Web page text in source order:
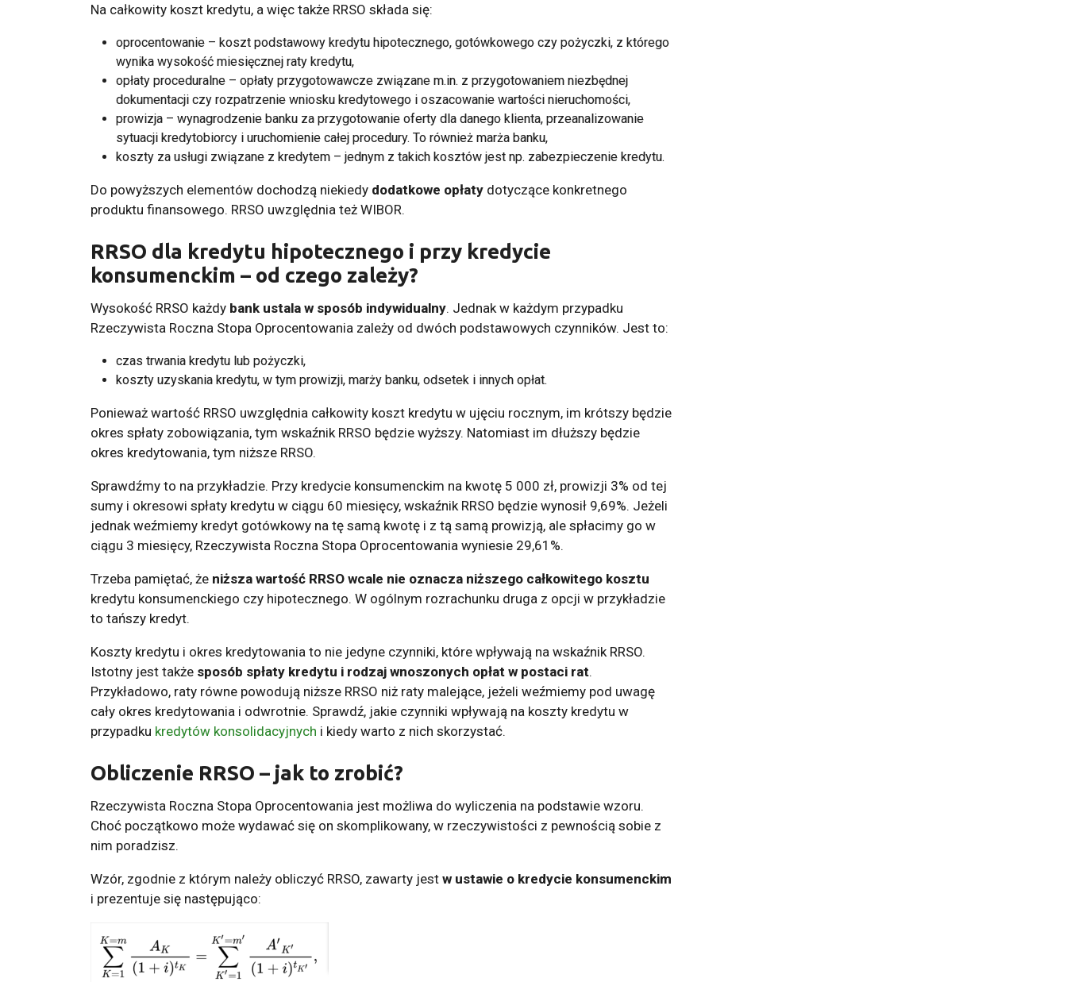
Na całkowity koszt kredytu, a więc także RRSO składa się:
oprocentowanie – koszt podstawowy kredytu hipotecznego, gotówkowego czy pożyczki, z którego
wynika wysokość miesięcznej raty kredytu,
opłaty proceduralne – opłaty przygotowawcze związane m.in. z przygotowaniem niezbędnej
dokumentacji czy rozpatrzenie wniosku kredytowego i oszacowanie wartości nieruchomości,
prowizja – wynagrodzenie banku za przygotowanie oferty dla danego klienta, przeanalizowanie
sytuacji kredytobiorcy i uruchomienie całej procedury. To również marża banku,
koszty za usługi związane z kredytem – jednym z takich kosztów jest np. zabezpieczenie kredytu.
Do powyższych elementów dochodzą niekiedy dodatkowe opłaty dotyczące konkretnego
produktu finansowego. RRSO uwzględnia też WIBOR.
RRSO dla kredytu hipotecznego i przy kredycie
konsumenckim – od czego zależy?
Wysokość RRSO każdy bank ustala w sposób indywidualny. Jednak w każdym przypadku
Rzeczywista Roczna Stopa Oprocentowania zależy od dwóch podstawowych czynników. Jest to:
czas trwania kredytu lub pożyczki,
koszty uzyskania kredytu, w tym prowizji, marży banku, odsetek i innych opłat.
Ponieważ wartość RRSO uwzględnia całkowity koszt kredytu w ujęciu rocznym, im krótszy będzie
okres spłaty zobowiązania, tym wskaźnik RRSO będzie wyższy. Natomiast im dłuższy będzie
okres kredytowania, tym niższe RRSO.
Sprawdźmy to na przykładzie. Przy kredycie konsumenckim na kwotę 5 000 zł, prowizji 3% od tej
sumy i okresowi spłaty kredytu w ciągu 60 miesięcy, wskaźnik RRSO będzie wynosił 9,69%. Jeżeli
jednak weźmiemy kredyt gotówkowy na tę samą kwotę i z tą samą prowizją, ale spłacimy go w
ciągu 3 miesięcy, Rzeczywista Roczna Stopa Oprocentowania wyniesie 29,61%.
Trzeba pamiętać, że niższa wartość RRSO wcale nie oznacza niższego całkowitego kosztu
kredytu konsumenckiego czy hipotecznego. W ogólnym rozrachunku druga z opcji w przykładzie
to tańszy kredyt.
Koszty kredytu i okres kredytowania to nie jedyne czynniki, które wpływają na wskaźnik RRSO.
Istotny jest także sposób spłaty kredytu i rodzaj wnoszonych opłat w postaci rat.
Przykładowo, raty równe powodują niższe RRSO niż raty malejące, jeżeli weźmiemy pod uwagę
cały okres kredytowania i odwrotnie. Sprawdź, jakie czynniki wpływają na koszty kredytu w
przypadku kredytów konsolidacyjnych i kiedy warto z nich skorzystać.
Obliczenie RRSO – jak to zrobić?
Rzeczywista Roczna Stopa Oprocentowania jest możliwa do wyliczenia na podstawie wzoru.
Choć początkowo może wydawać się on skomplikowany, w rzeczywistości z pewnością sobie z
nim poradzisz.
Wzór, zgodnie z którym należy obliczyć RRSO, zawarty jest w ustawie o kredycie konsumenckim
i prezentuje się następująco: